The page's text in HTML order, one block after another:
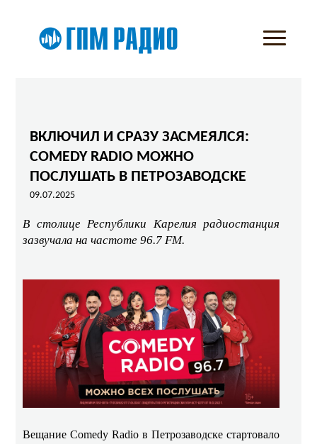
ВКЛЮЧИЛ И СРАЗУ ЗАСМЕЯЛСЯ:
COMEDY RADIO МОЖНО
ПОСЛУШАТЬ В ПЕТРОЗАВОДСКЕ
09.07.2025
В столице Республики Карелия радиостанция
зазвучала на частоте 96.7FM.
ВещаниеComedy Radio в Петрозаводске стартовало